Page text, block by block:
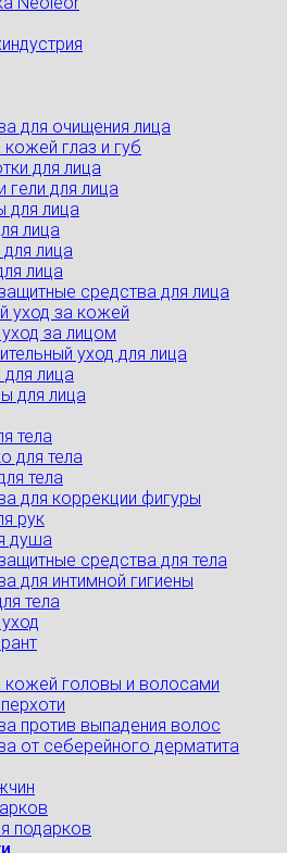
для очищения лица
глаз и губ
для лица
гели для лица
для лица
лица
лица
лица
средства для лица
уход за кожей
за лицом
уход для лица
лица
для лица
тела
для тела
тела
для коррекции фигуры
рук
душа
средства для тела
для интимной гигиены
тела
кожей головы и волосами
против выпадения волос
от себерейного дерматита
подарков